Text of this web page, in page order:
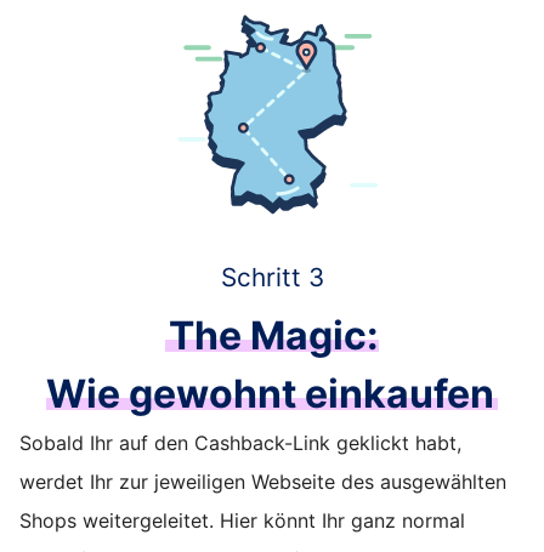
Schritt 3
The Magic:
Wie gewohnt einkaufen
Sobald Ihr auf den Cashback-Link geklickt habt,
werdet Ihr zur jeweiligen Webseite des ausgewählten
Shops weitergeleitet. Hier könnt Ihr ganz normal